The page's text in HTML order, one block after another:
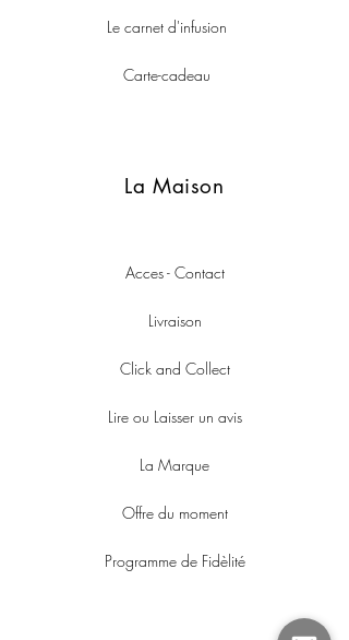
Le carnet d'infusion
Carte-cadeau
La Maison
Acces - Contact
Livraison
Click and Collect
Lire ou Laisser un avis
La Marque
Offre du moment
Programme de Fidèlité